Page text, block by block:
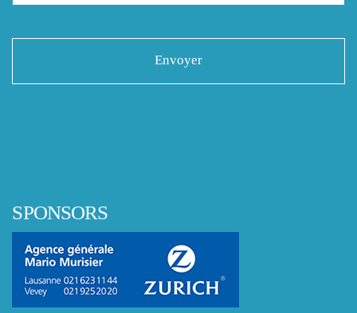
SPONSORS